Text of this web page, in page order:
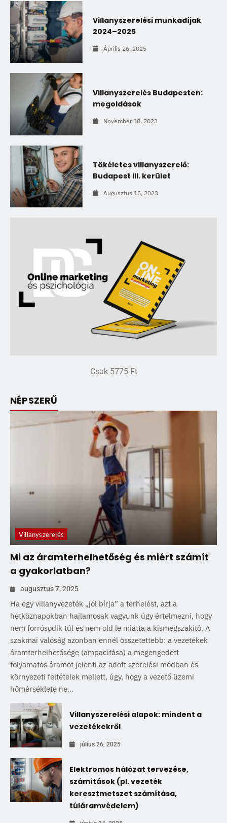
Villanyszerelési munkadíjak
2024–2025
Április 26, 2025
Villanyszerelés Budapesten:
megoldások
November 30, 2023
Tökéletes villanyszerelő:
Budapest III. kerület
Augusztus 15, 2023
Csak 5775 Ft
NÉPSZERŰ
Villanyszerelés
Mi az áramterhelhetőség és miért számít
a gyakorlatban?
augusztus 7, 2025
Ha egy villanyvezeték „jól bírja” a terhelést, azt a
hétköznapokban hajlamosak vagyunk úgy értelmezni, hogy
nem forrósodik túl és nem old le miatta a kismegszakító. A
szakmai valóság azonban ennél összetettebb: a vezetékek
áramterhelhetősége (ampacitása) a megengedett
folyamatos áramot jelenti az adott szerelési módban és
környezeti feltételek mellett, úgy, hogy a vezető üzemi
hőmérséklete ne...
Villanyszerelési alapok: mindent a
vezetékekről
július 26, 2025
Elektromos hálózat tervezése,
számítások (pl. vezeték
keresztmetszet számítása,
túláramvédelem)